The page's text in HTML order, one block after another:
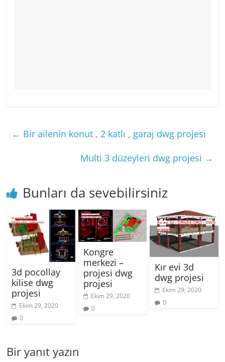
← Bir ailenin konut , 2 katlı , garaj dwg projesi
Multi 3 düzeyleri dwg projesi →
Bunları da sevebilirsiniz
3d pocollay
kilise dwg
projesi
Ekim 29, 2020
0
Kongre
merkezi –
projesi dwg
projesi
Ekim 29, 2020
0
Kır evi 3d
dwg projesi
Ekim 29, 2020
0
Bir yanıt yazın